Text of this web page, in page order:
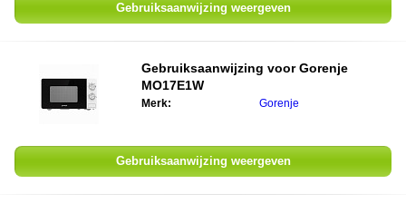
Gebruiksaanwijzing weergeven
Gebruiksaanwijzing voorGorenje
MO17E1W
Merk: Gorenje
Gebruiksaanwijzing weergeven